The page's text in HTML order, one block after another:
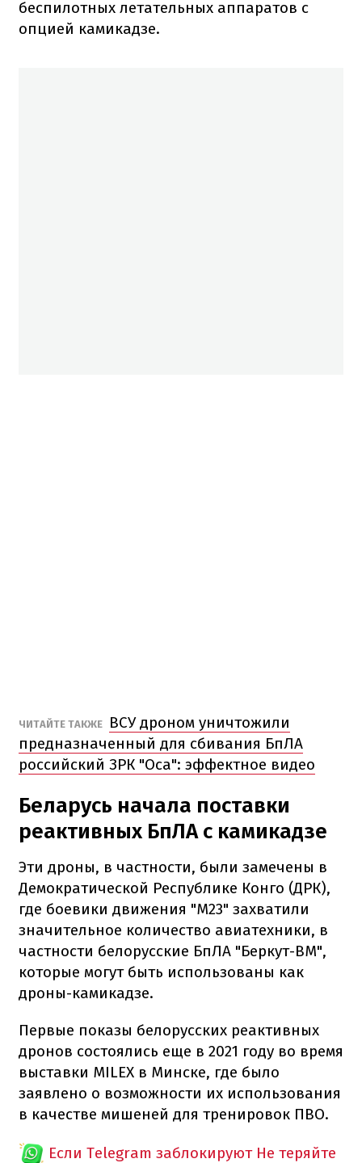
беспилотных летательных аппаратов с
опцией камикадзе.
ЧИТАЙТЕ ТАКЖЕ
ВСУ дроном уничтожили
предназначенный для сбивания БпЛА
российский ЗРК "Оса": эффектное видео
Беларусь начала поставки
реактивных БпЛА с камикадзе
Эти дроны, в частности, были замечены в
Демократической Республике Конго (ДРК),
где боевики движения "М23" захватили
значительное количество авиатехники, в
частности белорусские БпЛА "Беркут-ВМ",
которые могут быть использованы как
дроны-камикадзе.
Первые показы белорусских реактивных
дронов состоялись еще в 2021 году во время
выставки MILEX в Минске, где было
заявлено о возможности их использования
в качестве мишеней для тренировок ПВО.
Если Telegram заблокируют Не теряйте